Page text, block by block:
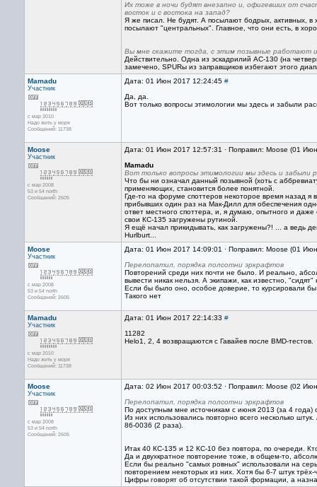
Их тоже в ночи будят внезапно и, офигевших от
восток и с востока на запад?
Я же писал. Не будят. А посылают бодрых, активных,
посылают "центральных". Главное, что они есть, в
Вы мне скажите тогда, с этим позывные работают
Действительно. Одна из эскадрилий АС-130 (на
замечено, SPURы из заправщиков избегают этого
Mamadu
Участник
с мар 2010
Надо жить у моря
Сообщений: 11738
Дата: 01 Июн 2017 12:24:45 #
Да, да.
Вот только вопросы этимологии мы здесь и забыли
Moose
Участник
с мар 2008
53 и 54 north
Сообщений: 2605
Дата: 01 Июн 2017 12:57:31 · Поправил: Moose (01
Mamadu
Вот только вопросы этимологии мы здесь и забыли
Что бы ни означал данный позывной (хоть с
применяющих, становится более понятной.
Где-то на форуме споттеров некоторое время назад
прибывших один раз на Мак-Дилл для обеспечения
ответ местного споттера, и, я думаю, опытного и
свои КС-135 загружены рутиной.
Я ещё начал прикидывать, как загружены?! ... а ведь
Hurlburt...
Moose
Участник
с мар 2008
53 и 54 north
Сообщений: 2605
Дата: 01 Июн 2017 14:09:01 · Поправил: Moose (01
Перелопатил, порядка полсотни эркрафтов
Повторений среди них почти не было. И реально,
вывести никак нельзя. А экипажи, как известно,
Если бы было оно, особое доверие, то курсировали
Такого нет
Mamadu
Участник
с мар 2010
Надо жить у моря
Сообщений: 11738
Дата: 01 Июн 2017 22:14:33 #
11282
Helo1, 2, 4 возвращаются с Гавайев после BMD-тестов.
Moose
Участник
с мар 2008
53 и 54 north
Сообщений: 2605
Дата: 02 Июн 2017 00:03:52 · Поправил: Moose (02
Перелопатил, порядка полсотни эркрафтов
По доступным мне источникам с июня 2013 (за 4
Из них использовались повторно всего несколько
86-0036 (2 раза).
Итак 40 КС-135 и 12 КС-10 без повтора, по очереди.
Да и двухкратное повторение тоже, в общем-то,
Если бы реально "самых ровных" использовали на
повторением некоторых из них. Хотя бы 6-7 штук
Цифры говорят об отсутствии такой формации, а